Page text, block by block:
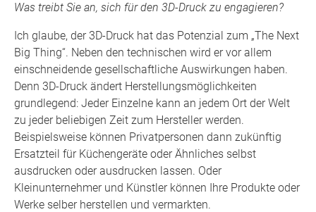
Was treibt Sie an, sich für den 3D-Druck zu engagieren?
Ich glaube, der 3D-Druck hat das Potenzial zum „The Next
Big Thing“. Neben den technischen wird er vor allem
einschneidende gesellschaftliche Auswirkungen haben.
Denn 3D-Druck ändert Herstellungsmöglichkeiten
grundlegend: Jeder Einzelne kann an jedem Ort der Welt
zu jeder beliebigen Zeit zum Hersteller werden.
Beispielsweise können Privatpersonen dann zukünftig
Ersatzteil für Küchengeräte oder Ähnliches selbst
ausdrucken oder ausdrucken lassen. Oder
Kleinunternehmer und Künstler können Ihre Produkte oder
Werke selber herstellen und vermarkten.